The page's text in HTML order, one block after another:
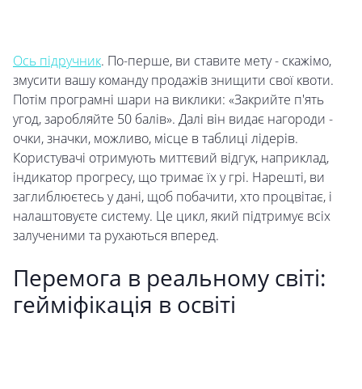
Ось підручник. По-перше, ви ставите мету - скажімо,
змусити вашу команду продажів знищити свої квоти.
Потім програмні шари на виклики: «Закрийте п'ять
угод, заробляйте 50 балів». Далі він видає нагороди -
очки, значки, можливо, місце в таблиці лідерів.
Користувачі отримують миттєвий відгук, наприклад,
індикатор прогресу, що тримає їх у грі. Нарешті, ви
заглиблюєтесь у дані, щоб побачити, хто процвітає, і
налаштовуєте систему. Це цикл, який підтримує всіх
залученими та рухаються вперед.
Перемога в реальному світі:
гейміфікація в освіті